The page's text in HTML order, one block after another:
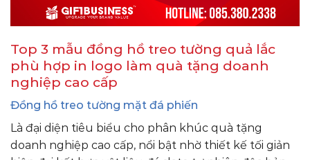
Top 3 mẫu đồng hồ treo tường quả lắc
phù hợp in logo làm quà tặng doanh
nghiệp cao cấp
Đồng hồ treo tường mặt đá phiến
Là đại diện tiêu biểu cho phân khúc quà tặng
doanh nghiệp cao cấp, nổi bật nhờ thiết kế tối giản